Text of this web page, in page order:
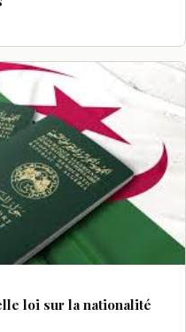
loi sur la nationalité